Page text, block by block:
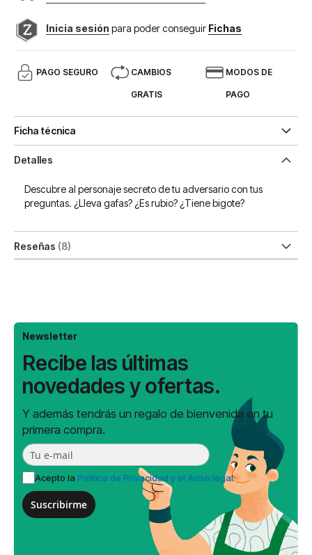
Inicia sesión para poder conseguir Fichas
PAGO SEGURO CAMBIOS
GRATIS
MODOS DE
PAGO
Ficha técnica
Detalles
Descubre al personaje secreto de tu adversario con tus
preguntas. ¿Lleva gafas? ¿Es rubio? ¿Tiene bigote?
Reseñas 8
Newsletter
Recibe las últimas
novedades y ofertas.
Y además tendrás un regalo de bienvenida en tu
primera compra.
Acepto la Política de Privacidad y el Aviso legal
Suscribirme